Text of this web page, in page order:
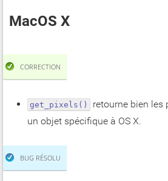
MacOS X
CORRECTION
get_pixels()
retourne bien les
un objet spécifique à OS X.
BUG RÉSOLU